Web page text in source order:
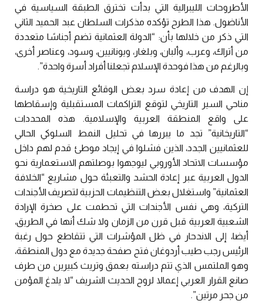
الأطروحات الليبرالية التي بدأت تخترق الطبقة السياسية في
الأناضول. هذا الطرح تؤكده مذكرات السلطان عبد الحميد الثاني
التي ذكر من خلالها بأن: “الدولة العثمانية تضم أجناسًا متعددة
من أتراك، وعرب، وألبان، وبلغار، ويونانيين، وسود، وعناصر أخرى،
وبالرغم من هذا فوحدة الإسلام تجعلنا أفراد أسرة واحدة”.
إن الهدف من إعادة سرد بعض الوقائع التاريخية هو دراسة
مناحي السير التاريخي لتوقع التراكمات المستقبلية وإسقاطها
على واقع المنطقة العربية والإسلامية. هذه المحددات
“التاريخانية” تجد ما يبررها في تحليل النمط السلوكي الحالي
للعثمانيين الجدد، الذين فشلوا في إيجاد موطئ قدم لهم داخل
مؤسسات الاتحاد الأوروبي ليوجهوا بوصلتهم الاستعمارية نحو
الدول العربية عبر إعادة الحشد والتعبئة حول مشاريع “الخلافة
العثمانية” واستغلال بعض التنظيمات الحزبية لتصريف الأجندات
التركية، وهي نفس الأجندات التي تحطمت على صخرة الإرادة
الشعبية العربية قبل قرن من الزمان ولا شك أنها في الطريق،
أيضا، إلى الاندحار في ظل المؤشرات التي تتقاطع حول رغبة
الرئيس رجب طيب أردوغان فتح صفحة جديدة مع دول المنطقة،
وهو الملتمس الذي تتم دراسته بعمق وتريث كبيرين من طرف
صانع القرار العربي إعمالا لروح الحديث الشريف “لا يلدغ المؤمن
من جحر مرتين”.